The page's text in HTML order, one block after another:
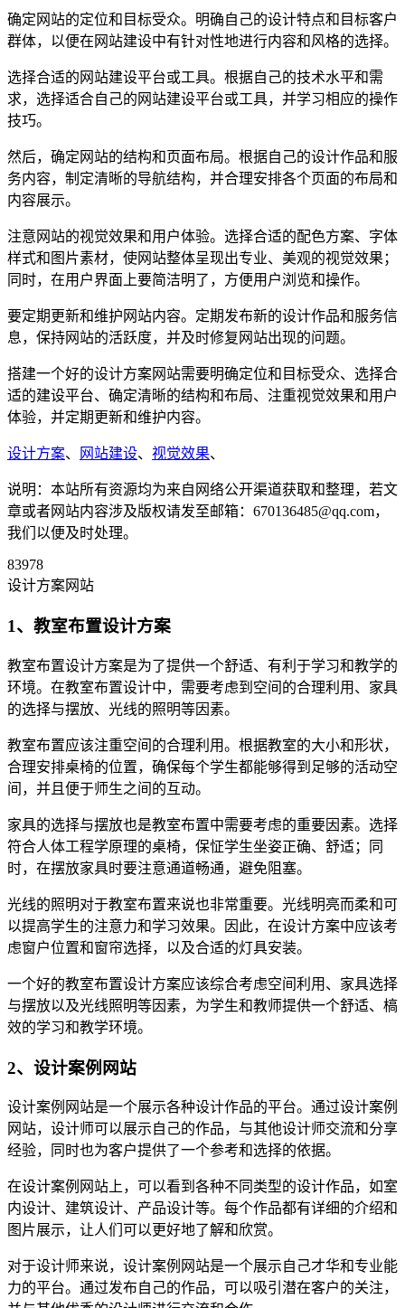
确定网站的定位和目标受众。明确自己的设计特点和目标客户
群体，以便在网站建设中有针对性地进行内容和风格的选择。
选择合适的网站建设平台或工具。根据自己的技术水平和需
求，选择适合自己的网站建设平台或工具，并学习相应的操作
技巧。
然后，确定网站的结构和页面布局。根据自己的设计作品和服
务内容，制定清晰的导航结构，并合理安排各个页面的布局和
内容展示。
注意网站的视觉效果和用户体验。选择合适的配色方案、字体
样式和图片素材，使网站整体呈现出专业、美观的视觉效果；
同时，在用户界面上要简洁明了，方便用户浏览和操作。
要定期更新和维护网站内容。定期发布新的设计作品和服务信
息，保持网站的活跃度，并及时修复网站出现的问题。
搭建一个好的设计方案网站需要明确定位和目标受众、选择合
适的建设平台、确定清晰的结构和布局、注重视觉效果和用户
体验，并定期更新和维护内容。
设计方案、 网站建设、 视觉效果、
说明：本站所有资源均为来自网络公开渠道获取和整理，若文
章或者网站内容涉及版权请发至邮箱：670136485@qq.com，
我们以便及时处理。
83978
设计方案网站
1、教室布置设计方案
教室布置设计方案是为了提供一个舒适、有利于学习和教学的
环境。在教室布置设计中，需要考虑到空间的合理利用、家具
的选择与摆放、光线的照明等因素。
教室布置应该注重空间的合理利用。根据教室的大小和形状，
合理安排桌椅的位置，确保每个学生都能够得到足够的活动空
间，并且便于师生之间的互动。
家具的选择与摆放也是教室布置中需要考虑的重要因素。选择
符合人体工程学原理的桌椅，保怔学生坐姿正确、舒适；同
时，在摆放家具时要注意通道畅通，避免阻塞。
光线的照明对于教室布置来说也非常重要。光线明亮而柔和可
以提高学生的注意力和学习效果。因此，在设计方案中应该考
虑窗户位置和窗帘选择，以及合适的灯具安装。
一个好的教室布置设计方案应该综合考虑空间利用、家具选择
与摆放以及光线照明等因素，为学生和教师提供一个舒适、槁
效的学习和教学环境。
2、设计案例网站
设计案例网站是一个展示各种设计作品的平台。通过设计案例
网站，设计师可以展示自己的作品，与其他设计师交流和分享
经验，同时也为客户提供了一个参考和选择的依据。
在设计案例网站上，可以看到各种不同类型的设计作品，如室
内设计、建筑设计、产品设计等。每个作品都有详细的介绍和
图片展示，让人们可以更好地了解和欣赏。
对于设计师来说，设计案例网站是一个展示自己才华和专业能
力的平台。通过发布自己的作品，可以吸引潜在客户的关注，